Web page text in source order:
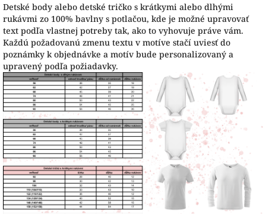
Detské body alebo detské tričko s krátkymi alebo dlhými
rukávmi zo 100% bavlny s potlačou, kde je možné upravovať
text podľa vlastnej potreby tak, ako to vyhovuje práve vám.
Každú požadovanú zmenu textu v motíve stačí uviesť do
poznámky k objednávke a motív bude personalizovaný a
upravený podľa požiadavky.